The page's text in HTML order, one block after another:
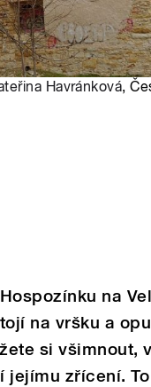
Havránková,
na
na vršku a
si všimnout,
jejímu zřícení.